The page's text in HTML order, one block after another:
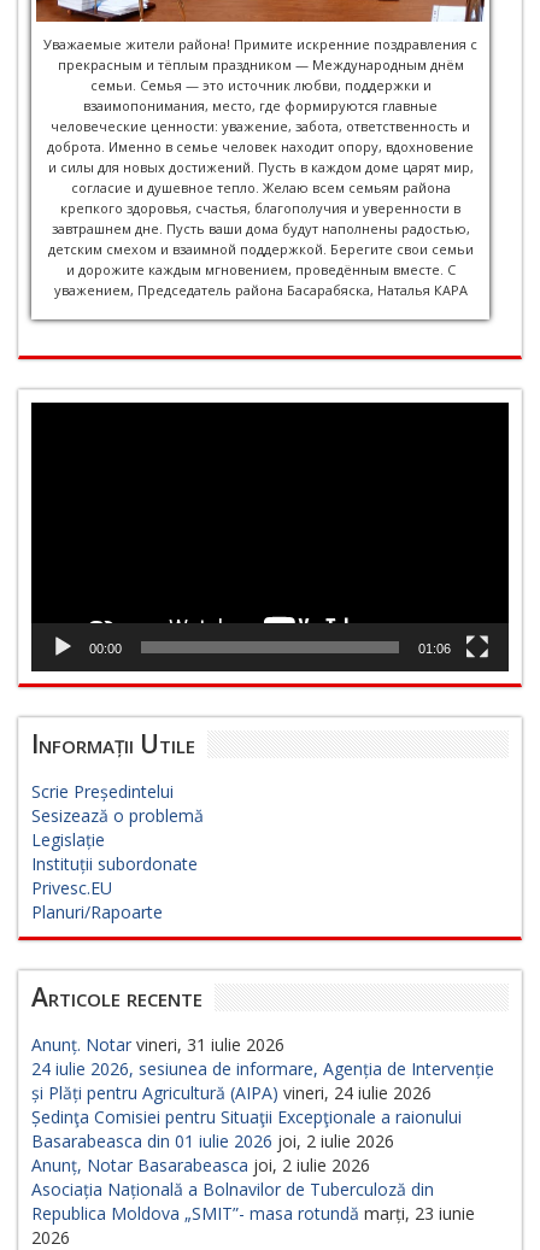
Уважаемые жители района! Примите искренние поздравления с
прекрасным и тёплым праздником — Международным днём
семьи. Семья — это источник любви, поддержки и
взаимопонимания, место, где формируются главные
человеческие ценности: уважение, забота, ответственность и
доброта. Именно в семье человек находит опору, вдохновение
и силы для новых достижений. Пусть в каждом доме царят мир,
согласие и душевное тепло. Желаю всем семьям района
крепкого здоровья, счастья, благополучия и уверенности в
завтрашнем дне. Пусть ваши дома будут наполнены радостью,
детским смехом и взаимной поддержкой. Берегите свои семьи
и дорожите каждым мгновением, проведённым вместе. С
уважением, Председатель района Басарабяска, Наталья КАРА
00:00 01:06
Informații Utile
Scrie Președintelui
Sesizează o problemă
Legislație
Instituții subordonate
Privesc.EU
Planuri/Rapoarte
Articole recente
Anunț. Notar vineri, 31 iulie 2026
24 iulie 2026, sesiunea de informare, Agenția de Intervenție
și Plăți pentru Agricultură (AIPA) vineri, 24 iulie 2026
Ședinţa Comisiei pentru Situaţii Excepţionale a raionului
Basarabeasca din 01 iulie 2026 joi, 2 iulie 2026
Anunț, Notar Basarabeasca joi, 2 iulie 2026
Asociația Națională a Bolnavilor de Tuberculoză din
Republica Moldova „SMIT”- masa rotundă marți, 23 iunie
2026